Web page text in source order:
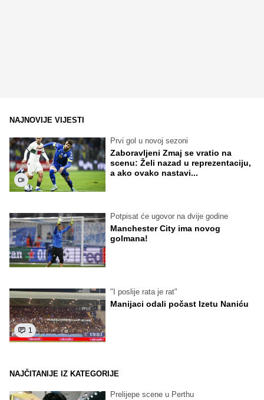
NAJNOVIJE VIJESTI
Prvi gol u novoj sezoni
Zaboravljeni Zmaj se vratio na
scenu: Želi nazad u reprezentaciju,
a ako ovako nastavi...
Potpisat će ugovor na dvije godine
Manchester City ima novog
golmana!
1
"I poslije rata je rat"
Manijaci odali počast Izetu Naniću
NAJČITANIJE IZ KATEGORIJE
Prelijepe scene u Perthu